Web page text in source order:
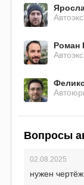
Роман
Вопросы
02.08.2025
нужен